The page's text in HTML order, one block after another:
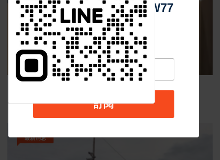
影音新聞
台中個人燒肉！自己做烤串丼！好吃又好玩！
最新消息
Https://reurl.cc/adqW77
訂閱